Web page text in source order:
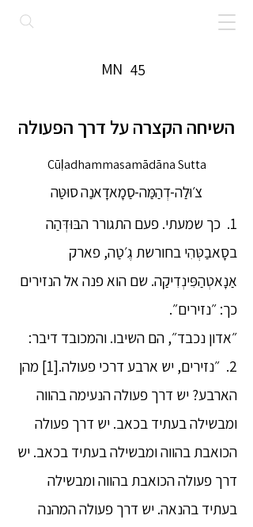
45
MN
השיחה הקצרה על דרך הפעולה
Cūḷadhammasamādāna Sutta
צ׳וּלַה-דְהַמַּה-סַמָאדָאנַה סוּטַּה
1. כך שמעתי. פעם התגורר הבּוּדְּהַה
בסָאבַטְּהִי בחורשת גֶ׳טַה, פארק
אַנָאטְהַפִּינְדִיקַה. שם הוא פנה אל הנזירים
כך: ״נזירים״.
״אדון נכבד״, הם השיבו. והמכובד דיבר:
2. ״נזירים, יש ארבע דרכי פעולה.[1] מהן
הארבע? יש דרך פעולה הנעימה בהווה
ומבשילה בעתיד בכאב. יש דרך פעולה
הכואבת בהווה ומבשילה בעתיד בכאב. יש
דרך פעולה הכואבת בהווה ומבשילה
בעתיד בהנאה. יש דרך פעולה המהנה